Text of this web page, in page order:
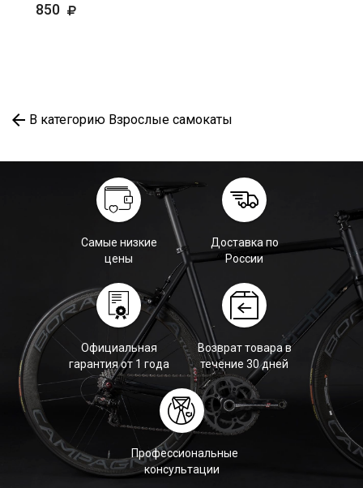
850
В категорию Взрослые самокаты
Самые низкие
цены
Доставка по
России
Официальная
гарантия от 1 года
Возврат товара в
течение 30 дней
Профессиональные
консультации